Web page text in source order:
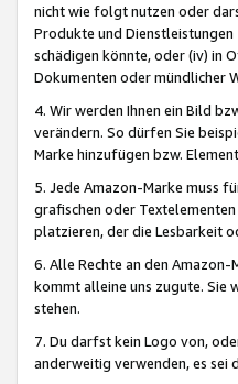
nicht wie folgt nutzen oder
Produkte und Dienstleistungen
schädigen könnte, oder (iv) in
Dokumenten oder mündlicher
4. Wir werden Ihnen ein Bild
verändern. So dürfen Sie
Marke hinzufügen bzw.
5. Jede Amazon-Marke muss
grafischen oder
platzieren, der die Lesbarkeit
6. Alle Rechte an den
kommt alleine uns zugute. Sie
stehen.
7. Du darfst kein Logo von,
anderweitig verwenden, es sei